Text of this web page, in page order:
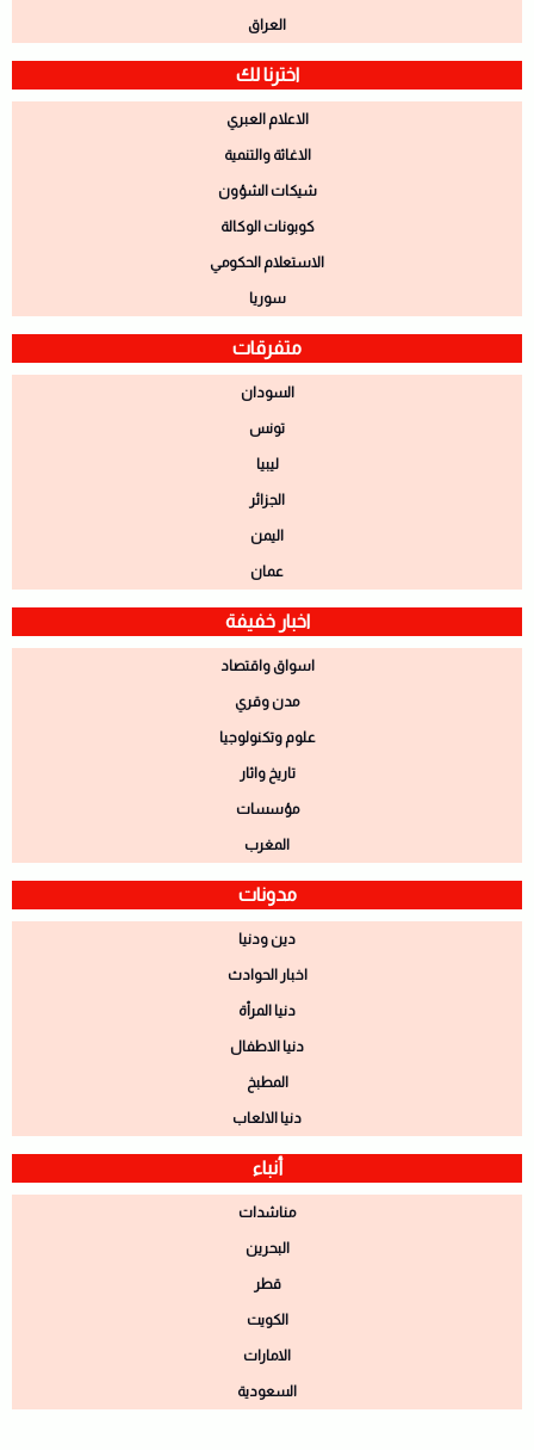
العراق
اخترنا لك
الاعلام العبري
الاغاثة والتنمية
شيكات الشؤون
كوبونات الوكالة
الاستعلام الحكومي
سوريا
متفرقات
السودان
تونس
ليبيا
الجزائر
اليمن
عمان
اخبار خفيفة
اسواق واقتصاد
مدن وقري
علوم وتكنولوجيا
تاريخ واثار
مؤسسات
المغرب
مدونات
دين ودنيا
اخبار الحوادث
دنيا المرأة
دنيا الاطفال
المطبخ
دنيا الالعاب
أنباء
مناشدات
البحرين
قطر
الكويت
الامارات
السعودية